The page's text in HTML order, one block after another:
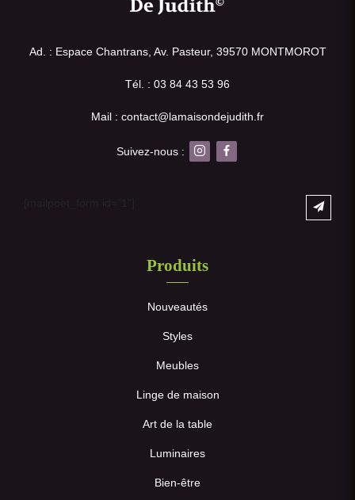
Ad. : Espace Chantrans, Av. Pasteur, 39570 MONTMOROT
Tél. : 03 84 43 53 96
Mail : contact@lamaisondejudith.fr
Suivez-nous :
Produits
Nouveautés
Styles
Meubles
Linge de maison
Art de la table
Luminaires
Bien-être